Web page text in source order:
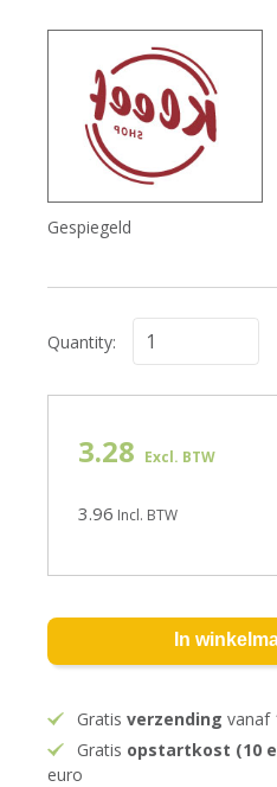
Gespiegeld
Quantity:
3.28 Excl. BTW
3.96 Incl. BTW
In
Gratisverzending vanaf
Gratis opstartkost (10
euro